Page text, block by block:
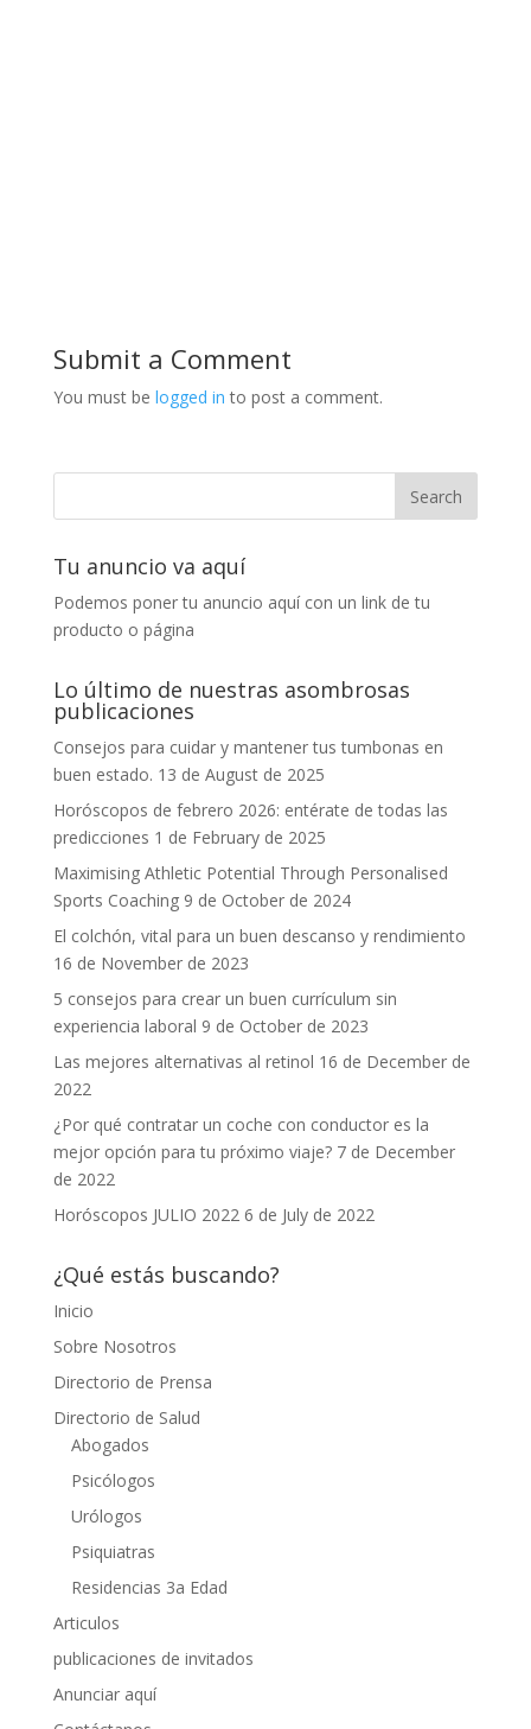
Submit a Comment
You must be logged in to post a comment.
Tu anuncio va aquí
Podemos poner tu anuncio aquí con un link de tu
producto o página
Lo último de nuestras asombrosas
publicaciones
Consejos para cuidar y mantener tus tumbonas en
buen estado. 13 de August de 2025
Horóscopos de febrero 2026: entérate de todas las
predicciones 1 de February de 2025
Maximising Athletic Potential Through Personalised
Sports Coaching 9 de October de 2024
El colchón, vital para un buen descanso y rendimiento
16 de November de 2023
5 consejos para crear un buen currículum sin
experiencia laboral 9 de October de 2023
Las mejores alternativas al retinol 16 de December de
2022
¿Por qué contratar un coche con conductor es la
mejor opción para tu próximo viaje? 7 de December
de 2022
Horóscopos JULIO 2022 6 de July de 2022
¿Qué estás buscando?
Inicio
Sobre Nosotros
Directorio de Prensa
Directorio de Salud
Abogados
Psicólogos
Urólogos
Psiquiatras
Residencias 3a Edad
Articulos
publicaciones de invitados
Anunciar aquí